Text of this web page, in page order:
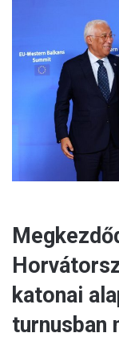
e
m
a
i
katonai
turnusban